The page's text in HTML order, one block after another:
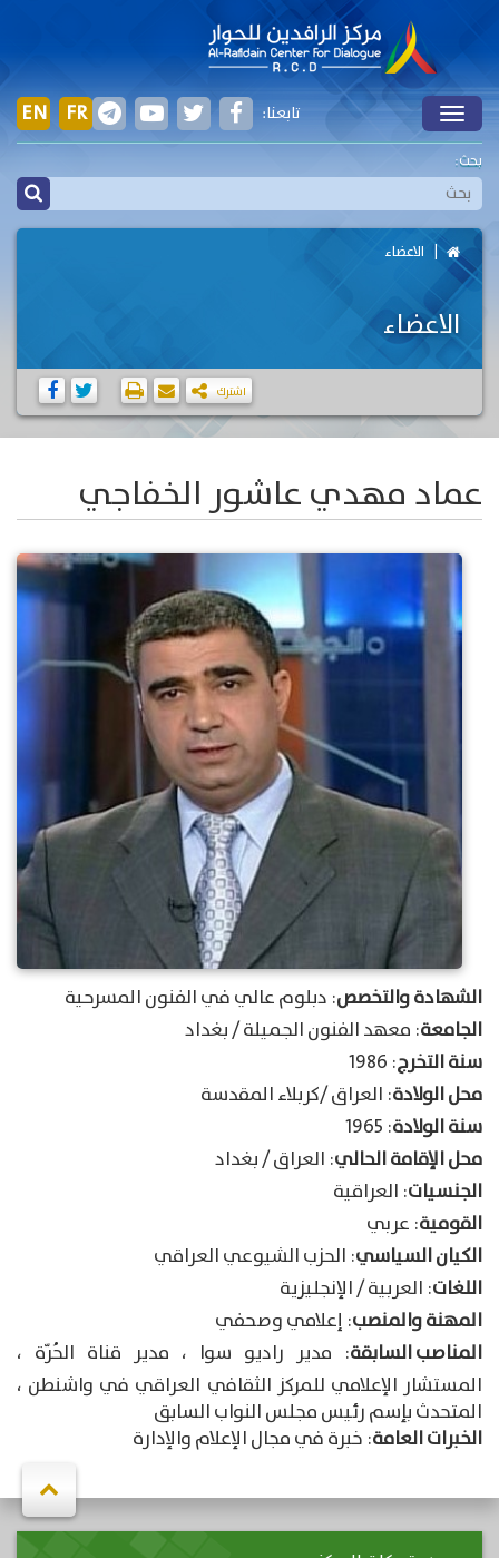
Toggle
EN FR تابعنا:
بحث:
الاعضاء
الاعضاء
اشترك
عماد مهدي عاشور الخفاجي
الشهادة والتخصص: دبلوم عالي في الفنون المسرحية
الجامعة: معهد الفنون الجميلة / بغداد
سنة التخرج: 1986
محل الولادة: العراق /كربلاء المقدسة
سنة الولادة: 1965
محل الإقامة الحالي: العراق / بغداد
الجنسيات: العراقية
القومية: عربي
الكيان السياسي: الحزب الشيوعي العراقي
اللغات: العربية / الإنجليزية
المهنة والمنصب: إعلامي وصحفي
المناصب السابقة: مدير راديو سوا ، مدير قناة الحُرّة ،
المستشار الإعلامي للمركز الثقافي العراقي في واشنطن ،
المتحدث بإسم رئيس مجلس النواب السابق
الخبرات العامة: خبرة في مجال الإعلام والإدارة